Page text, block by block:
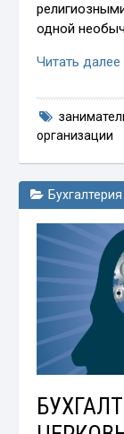
одной
Читать далее
организации